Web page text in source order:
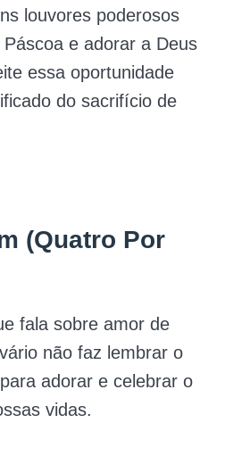
louvores poderosos
e adorar a Deus
essa oportunidade
do sacrifício de
(Quatro Por
fala sobre amor de
não faz lembrar o
adorar e celebrar o
vidas.